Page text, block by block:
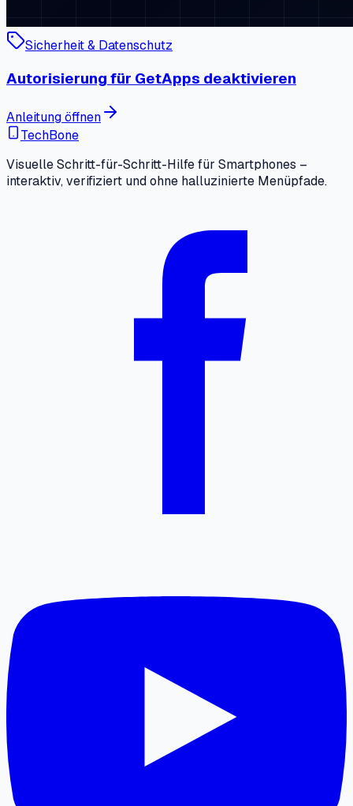
Sicherheit & Datenschutz
Autorisierung für GetApps deaktivieren
Anleitung öffnen
TechBone
Visuelle Schritt-für-Schritt-Hilfe für Smartphones –
interaktiv, verifiziert und ohne halluzinierte Menüpfade.